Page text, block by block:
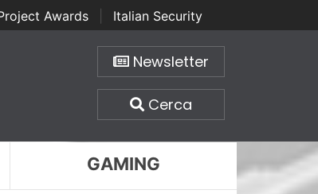
Awards
Italian Security
Newsletter
Cerca
GAMING